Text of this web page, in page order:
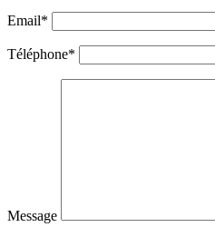
Email*
Téléphone*
Message